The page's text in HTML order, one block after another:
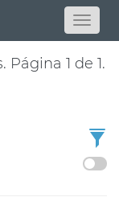
Página 1 de 1.